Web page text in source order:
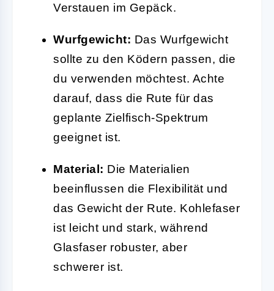
Verstauen im Gepäck.
Wurfgewicht: Das Wurfgewicht
sollte zu den Ködern passen, die
du verwenden möchtest. Achte
darauf, dass die Rute für das
geplante Zielfisch-Spektrum
geeignet ist.
Material: Die Materialien
beeinflussen die Flexibilität und
das Gewicht der Rute. Kohlefaser
ist leicht und stark, während
Glasfaser robuster, aber
schwerer ist.